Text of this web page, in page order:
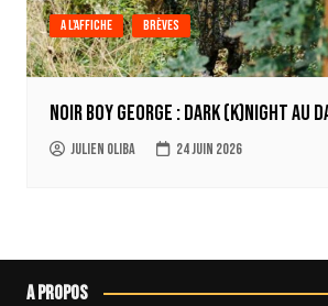
A l'affiche Brèves
Noir Boy George : Dark (k)Night au
Julien Oliba 24 juin 2026
A propos